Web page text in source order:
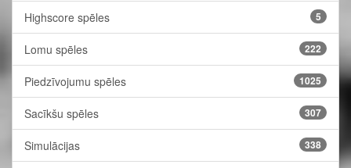
Highscore spēles 5
Lomu spēles 222
Piedzīvojumu spēles 1025
Sacīkšu spēles 307
Simulācijas 338